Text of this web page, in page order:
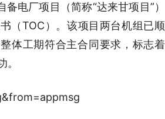
电厂项目（简称“达来甘项目”）
（TOC）。该项目两台机组已顺
体工期符合主合同要求，标志着